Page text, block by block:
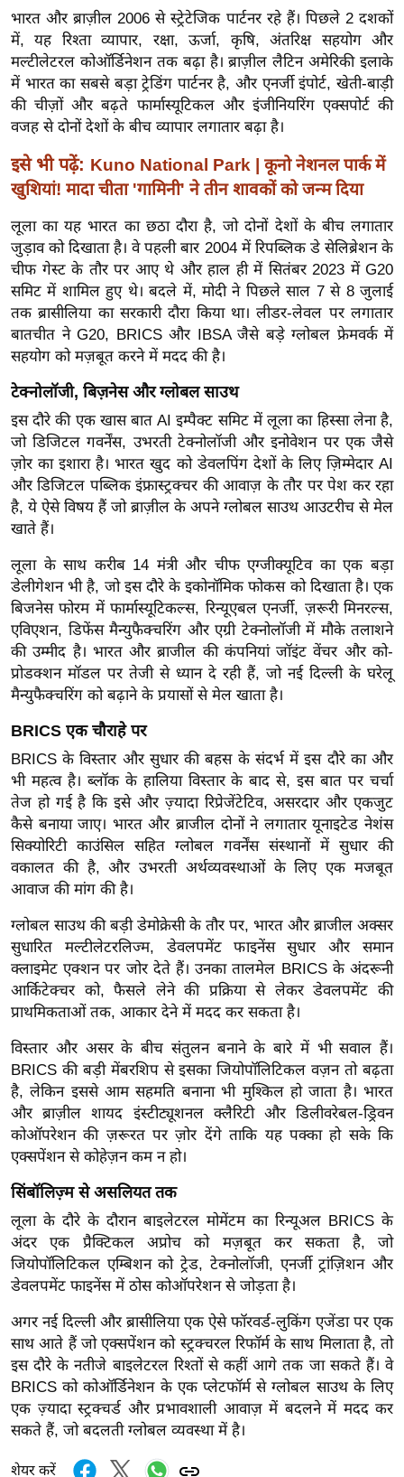
डि
या
सा
हि
त्य
ज
ग
त
टो
व
र्ल्ड
न्यू
ज
ब्री
नो
रं
ज
न
ज
त
बॉ
ली
वु
ड
हॉ
वु
ड
फि
ल्म
स
मी
क्षा
B
r
e
a
k
n
g
N
e
w
ला
इ
फ
स्टा
इ
ल
टे
क्नॉ
लॉ
जी
टी
भारत और ब्राज़ील 2006 से स्ट्रेटेजिक पार्टनर रहे हैं। पिछले 2 दशकों
में, यह रिश्ता व्यापार, रक्षा, ऊर्जा, कृषि, अंतरिक्ष सहयोग और
मल्टीलेटरल कोऑर्डिनेशन तक बढ़ा है। ब्राज़ील लैटिन अमेरिकी इलाके
में भारत का सबसे बड़ा ट्रेडिंग पार्टनर है, और एनर्जी इंपोर्ट, खेती-बाड़ी
की चीज़ों और बढ़ते फार्मास्यूटिकल और इंजीनियरिंग एक्सपोर्ट की
वजह से दोनों देशों के बीच व्यापार लगातार बढ़ा है।
इसे भी पढ़ें: Kuno National Park | कूनो नेशनल पार्क में
खुशियां! मादा चीता 'गामिनी' ने तीन शावकों को जन्म दिया
लूला का यह भारत का छठा दौरा है, जो दोनों देशों के बीच लगातार
जुड़ाव को दिखाता है। वे पहली बार 2004 में रिपब्लिक डे सेलिब्रेशन के
चीफ गेस्ट के तौर पर आए थे और हाल ही में सितंबर 2023 में G20
समिट में शामिल हुए थे। बदले में, मोदी ने पिछले साल 7 से 8 जुलाई
तक ब्रासीलिया का सरकारी दौरा किया था। लीडर-लेवल पर लगातार
बातचीत ने G20, BRICS और IBSA जैसे बड़े ग्लोबल फ्रेमवर्क में
सहयोग को मज़बूत करने में मदद की है।
टेक्नोलॉजी, बिज़नेस और ग्लोबल साउथ
इस दौरे की एक खास बात AI इम्पैक्ट समिट में लूला का हिस्सा लेना है,
जो डिजिटल गवर्नेंस, उभरती टेक्नोलॉजी और इनोवेशन पर एक जैसे
ज़ोर का इशारा है। भारत खुद को डेवलपिंग देशों के लिए ज़िम्मेदार AI
और डिजिटल पब्लिक इंफ्रास्ट्रक्चर की आवाज़ के तौर पर पेश कर रहा
है, ये ऐसे विषय हैं जो ब्राज़ील के अपने ग्लोबल साउथ आउटरीच से मेल
खाते हैं।
लूला के साथ करीब 14 मंत्री और चीफ एग्जीक्यूटिव का एक बड़ा
डेलीगेशन भी है, जो इस दौरे के इकोनॉमिक फोकस को दिखाता है। एक
बिजनेस फोरम में फार्मास्यूटिकल्स, रिन्यूएबल एनर्जी, ज़रूरी मिनरल्स,
एविएशन, डिफेंस मैन्युफैक्चरिंग और एग्री टेक्नोलॉजी में मौके तलाशने
की उम्मीद है। भारत और ब्राजील की कंपनियां जॉइंट वेंचर और को-
प्रोडक्शन मॉडल पर तेजी से ध्यान दे रही हैं, जो नई दिल्ली के घरेलू
मैन्युफैक्चरिंग को बढ़ाने के प्रयासों से मेल खाता है।
BRICS एक चौराहे पर
BRICS के विस्तार और सुधार की बहस के संदर्भ में इस दौरे का और
भी महत्व है। ब्लॉक के हालिया विस्तार के बाद से, इस बात पर चर्चा
तेज हो गई है कि इसे और ज़्यादा रिप्रेजेंटेटिव, असरदार और एकजुट
कैसे बनाया जाए। भारत और ब्राजील दोनों ने लगातार यूनाइटेड नेशंस
सिक्योरिटी काउंसिल सहित ग्लोबल गवर्नेंस संस्थानों में सुधार की
वकालत की है, और उभरती अर्थव्यवस्थाओं के लिए एक मजबूत
आवाज की मांग की है।
ग्लोबल साउथ की बड़ी डेमोक्रेसी के तौर पर, भारत और ब्राजील अक्सर
सुधारित मल्टीलेटरलिज्म, डेवलपमेंट फाइनेंस सुधार और समान
क्लाइमेट एक्शन पर जोर देते हैं। उनका तालमेल BRICS के अंदरूनी
आर्किटेक्चर को, फैसले लेने की प्रक्रिया से लेकर डेवलपमेंट की
प्राथमिकताओं तक, आकार देने में मदद कर सकता है।
विस्तार और असर के बीच संतुलन बनाने के बारे में भी सवाल हैं।
BRICS की बड़ी मेंबरशिप से इसका जियोपॉलिटिकल वज़न तो बढ़ता
है, लेकिन इससे आम सहमति बनाना भी मुश्किल हो जाता है। भारत
और ब्राज़ील शायद इंस्टीट्यूशनल क्लैरिटी और डिलीवरेबल-ड्रिवन
कोऑपरेशन की ज़रूरत पर ज़ोर देंगे ताकि यह पक्का हो सके कि
एक्सपेंशन से कोहेज़न कम न हो।
सिंबॉलिज़्म से असलियत तक
लूला के दौरे के दौरान बाइलेटरल मोमेंटम का रिन्यूअल BRICS के
अंदर एक प्रैक्टिकल अप्रोच को मज़बूत कर सकता है, जो
जियोपॉलिटिकल एम्बिशन को ट्रेड, टेक्नोलॉजी, एनर्जी ट्रांज़िशन और
डेवलपमेंट फाइनेंस में ठोस कोऑपरेशन से जोड़ता है।
अगर नई दिल्ली और ब्रासीलिया एक ऐसे फॉरवर्ड-लुकिंग एजेंडा पर एक
साथ आते हैं जो एक्सपेंशन को स्ट्रक्चरल रिफॉर्म के साथ मिलाता है, तो
इस दौरे के नतीजे बाइलेटरल रिश्तों से कहीं आगे तक जा सकते हैं। वे
BRICS को कोऑर्डिनेशन के एक प्लेटफॉर्म से ग्लोबल साउथ के लिए
एक ज़्यादा स्ट्रक्चर्ड और प्रभावशाली आवाज़ में बदलने में मदद कर
सकते हैं, जो बदलती ग्लोबल व्यवस्था में है।
शेयर करें